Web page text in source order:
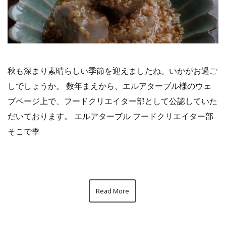
秋も深まり素晴らしい季節を迎えましたね。いかがお過ご
しでしょうか。 数年まえから、エルアターブル様のウェ
ブページ上で、フードクリエイター部として公認していた
だいております。 エルアターブル フードクリエイター部
そこで季
Read More